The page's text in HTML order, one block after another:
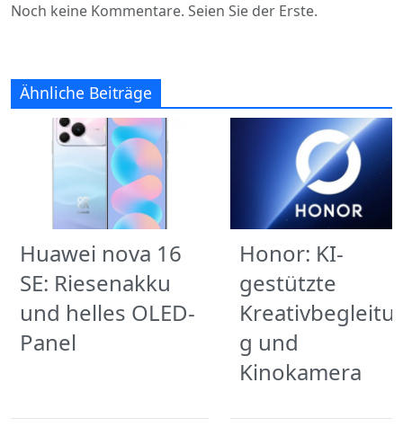
Noch keine Kommentare. Seien Sie der Erste.
Ähnliche Beiträge
Huawei nova 16
SE: Riesenakku
und helles OLED-
Panel
Honor: KI-
gestützte
g und
Kinokamera